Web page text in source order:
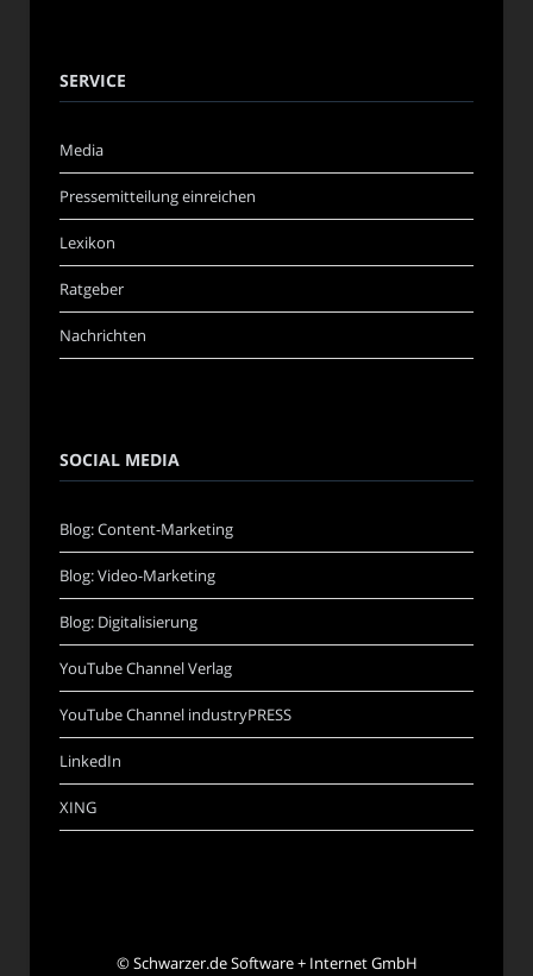
SERVICE
Media
Pressemitteilung einreichen
Lexikon
Ratgeber
Nachrichten
SOCIAL MEDIA
Blog: Content-Marketing
Blog: Video-Marketing
Blog: Digitalisierung
YouTube Channel Verlag
YouTube Channel industryPRESS
LinkedIn
XING
©Schwarzer.de Software + Internet GmbH